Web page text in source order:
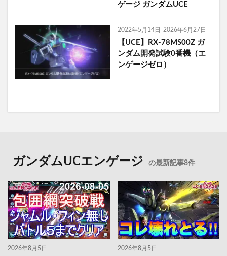
ゲージ ガンダムUCE
2022年5月14日 2026年6月27日
【UCE】RX-78MS00Z ガ
ンダム開発試験0番機（エ
ンゲージゼロ）
ガンダムUCエンゲージ の最新記事8件
2026年8月5日 2026年8月5日